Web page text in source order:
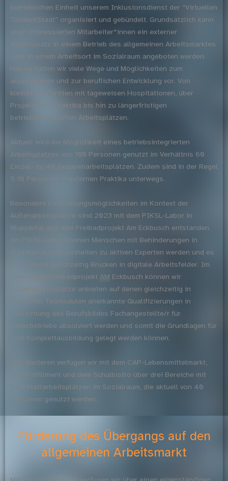
betrieblichen Einheit unserem Inklusionsdienst der “Virtuellen
TalWerkStadt” organisiert und gebündelt. Grundsätzlich kann
allen interessierten Mitarbeiter*innen ein externer
Arbeitsplatz in einem Betrieb des allgemeinen Arbeitsmarktes
oder in einem Arbeitsort im Sozialraum angeboten werden.
Hierzu halten wir viele Wege und Möglichkeiten zum
ausprobieren und zur beruflichen Entwicklung vor. Von
kleinsten Schritten mit tageweisen Hospitationen, über
Projekte und Praktika bis hin zu längerfristigen
betriebsintegrierten Arbeitsplätzen.
Aktuell wird die Möglichkeit eines betriebsintegrierten
Arbeitsplatzes von 100 Personen genutzt im Verhältnis 60
Einzel- zu 40 Gruppenarbeitsplätzen. Zudem sind in der Regel
5-10 Personen in externen Praktika unterwegs.
Besondere Entwicklungsmöglichkeiten im Kontext der
Außenarbeitsplätze sind 2023 mit dem PIKSL-Labor in
Wuppertal und dem Freibadprojekt Am Eckbusch entstanden.
Im PIKSL-Labor können Menschen mit Behinderungen in
digitalen Angelegenheiten zu aktiven Experten werden und es
entstehend gleichzeitig Brücken in digitale Arbeitsfelder. Im
saisonalen Freibadprojekt AM Eckbusch können wir
Außenarbeitsplätze anbieten auf denen gleichzeitig in
einzelnen Teilmodulen anerkannte Qualifizierungen in
Zielrichtung des Berufsbildes Fachangestellte/r für
Bäderbetriebe absolviert werden und somit die Grundlagen für
eine Komplettausbildung gelegt werden können.
Des Weiteren verfügen wir mit dem CAP-Lebensmittelmarkt,
dem Fulfillment und dem Schulbistro über drei Bereiche mit
Werkstattarbeitsplätzen im Sozialraum, die aktuell von 40
Personen genutzt werden.
Förderung des Übergangs auf den
allgemeinen Arbeitsmarkt